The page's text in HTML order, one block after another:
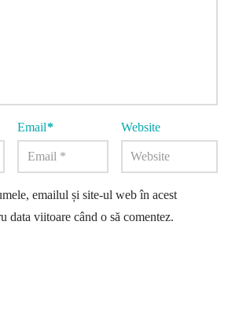
Email* Website
emailul și site-ul web în acest
data viitoare când o să comentez.